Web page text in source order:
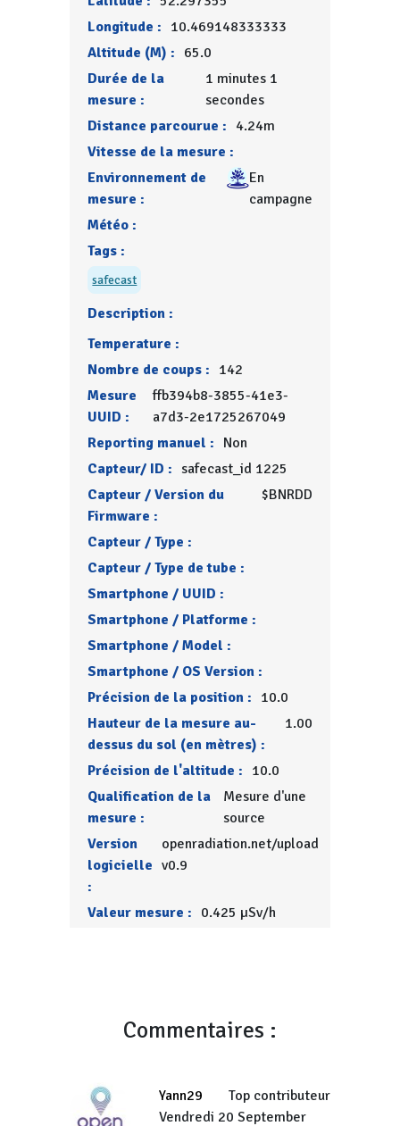
Longitude : 10.469148333333
Altitude (M) : 65.0
Durée de la
mesure :
1 minutes 1
secondes
Distance parcourue : 4.24m
Vitesse de la mesure :
Environnement de
mesure :
En
campagne
Météo :
Tags :
safecast
Description :
Temperature :
Nombre de coups : 142
Mesure
UUID :
ffb394b8-3855-41e3-
a7d3-2e1725267049
Reporting manuel : Non
Capteur/ ID : safecast_id 1225
Capteur / Version du
Firmware :
$BNRDD
Capteur / Type :
Capteur / Type de tube :
Smartphone / UUID :
Smartphone / Platforme :
Smartphone / Model :
Smartphone / OS Version :
Précision de la position : 10.0
Hauteur de la mesure au-
dessus du sol (en mètres) :
1.00
Précision de l'altitude : 10.0
Qualification de la
mesure :
Mesure d'une
source
Version
logicielle
:
openradiation.net/upload
v0.9
Valeur mesure : 0.425 µSv/h
Commentaires :
Yann29
Top contributeur
Vendredi 20 September